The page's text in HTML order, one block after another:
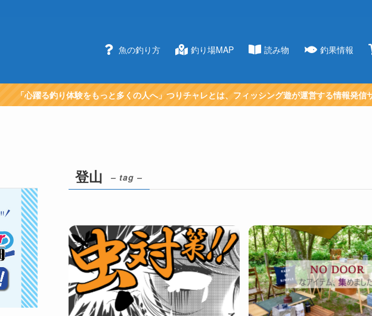
魚の釣り方 釣り場MAP 読み物 釣果情報
「心躍る釣り体験をもっと多くの人へ」つりチャレとは、フィッシング遊が運営する情報発信
登山 – tag –